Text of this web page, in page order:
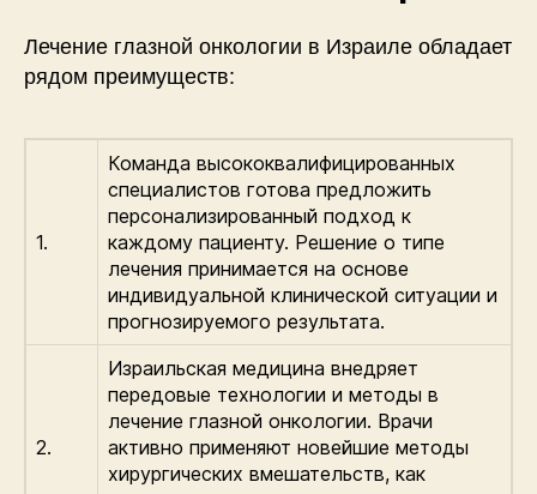
Лечение глазной онкологии в Израиле обладает
рядом преимуществ:
1.
Команда высококвалифицированных
специалистов готова предложить
персонализированный подход к
каждому пациенту. Решение о типе
лечения принимается на основе
индивидуальной клинической ситуации и
прогнозируемого результата.
2.
Израильская медицина внедряет
передовые технологии и методы в
лечение глазной онкологии. Врачи
активно применяют новейшие методы
хирургических вмешательств, как